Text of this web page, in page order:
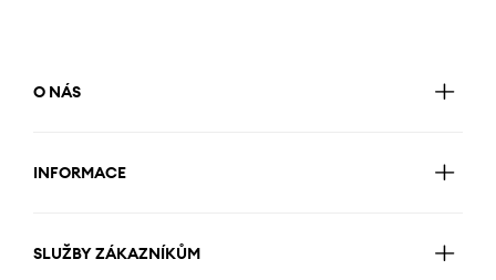
O NÁS
INFORMACE
SLUŽBY ZÁKAZNÍKŮM